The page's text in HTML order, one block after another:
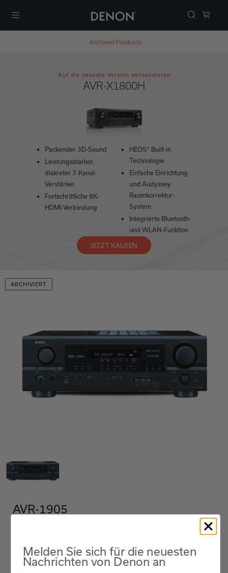
Archived Products
Auf die neueste Version aktualisieren
AVR-X1800H
Packender 3D-Sound
Leistungsstarker,
diskreter 7-Kanal-
Verstärker
Fortschrittliche 8K-
HDMI-Verbindung
HEOS® Built-in
Technologie
Einfache Einrichtung
und Audyssey
Raumkorrektur-
System
Integrierte Bluetooth-
und WLAN-Funktion
JETZT KAUFEN
ARCHIVIERT
AVR-1905
Der Denon AVR-1905 ist ein 7.1-Kanal-AV-Receiver mit hochwertiger
Unterstützung für beliebte Surround-Sound-Formate, die eine
immersive und kraftvolle Klangwiedergabe bieten.
Melden Sie sich für die neuesten
Nachrichten von Denon an